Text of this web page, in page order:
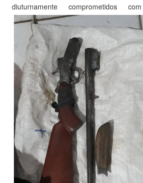
diuturnamente comprometidos